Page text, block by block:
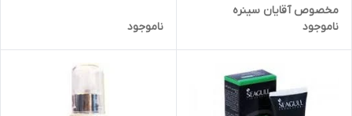
مخصوص آقایان سینره
ناموجود
ناموجود